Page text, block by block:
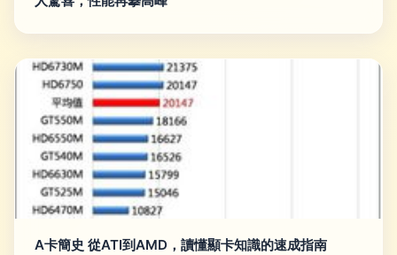
A卡簡史 從ATI到AMD，讀懂顯卡知識的速成指南